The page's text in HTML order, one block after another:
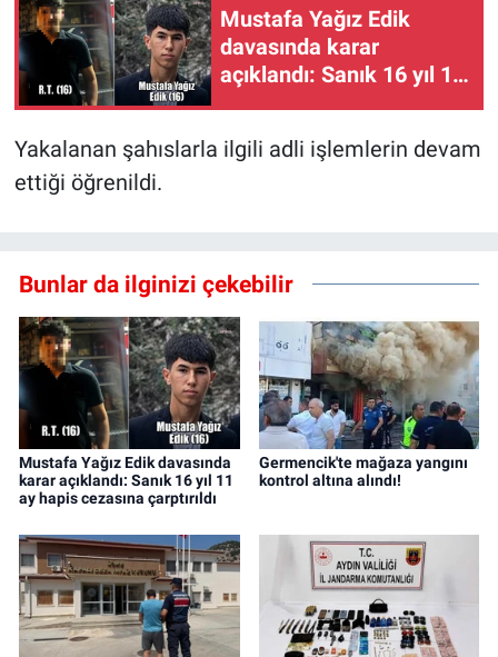
Mustafa Yağız Edik
davasında karar
açıklandı: Sanık 16 yıl 11
Yakalanan şahıslarla ilgili adli işlemlerin devam
ettiği öğrenildi.
Bunlar da ilginizi çekebilir
Mustafa Yağız Edik davasında
karar açıklandı: Sanık 16 yıl 11
ay hapis cezasına çarptırıldı
Germencik'te mağaza yangını
kontrol altına alındı!